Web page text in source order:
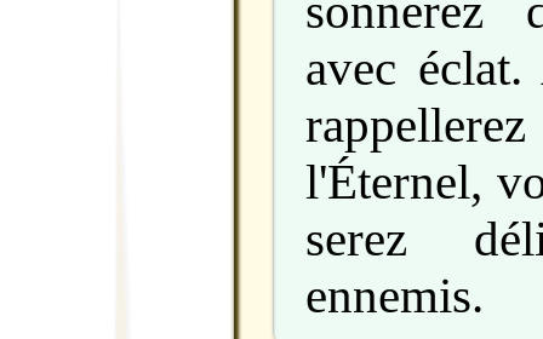
sonnerez
avec
l'Éternel,
serez
ennemis.